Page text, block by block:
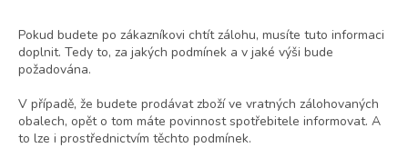
Pokud budete po zákazníkovi chtít zálohu, musíte tuto informaci
doplnit. Tedy to, za jakých podmínek a v jaké výši bude
požadována.
V případě, že budete prodávat zboží ve vratných zálohovaných
obalech, opět o tom máte povinnost spotřebitele informovat. A
to lze i prostřednictvím těchto podmínek.